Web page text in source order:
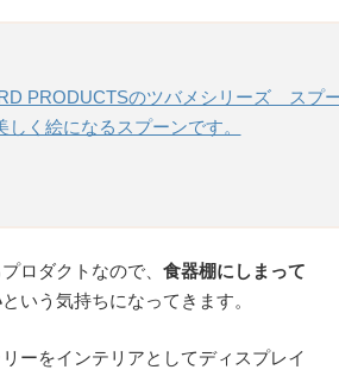
PRODUCTSのツバメシリーズ スプ
しく絵になるスプーンです。
ロダクトなので、 食器棚にしまって
という気持ちになってきます。
ーをインテリアとしてディスプレイ